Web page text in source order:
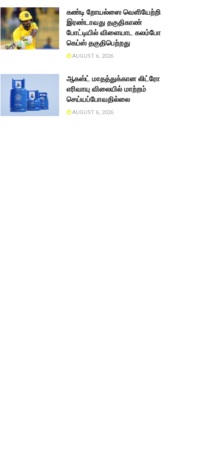
கண்டி றோயல்ஸை வெளியேற்றி
இரண்டாவது தகுதிகாண்
போட்டியில் விளையாட கலம்போ
கெப்ஸ் தகுதிபெற்றது
AUGUST 6, 2026
ஆகஸ்ட் மாதத்துக்கான லிட்ரோ
எரிவாயு விலையில் மாற்றம்
செய்யப்போவதில்லை
AUGUST 6, 2026